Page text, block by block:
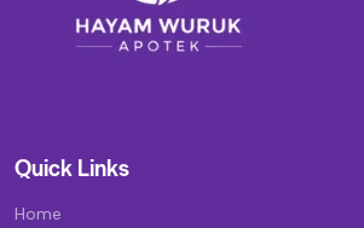
Quick Links
Home